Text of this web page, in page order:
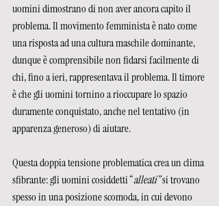
uomini dimostrano di non aver ancora capito il
problema. Il movimento femminista è nato come
una risposta ad una cultura maschile dominante,
dunque è comprensibile non fidarsi facilmente di
chi, fino a ieri, rappresentava il problema. Il timore
è che gli uomini tornino a rioccupare lo spazio
duramente conquistato, anche nel tentativo (in
apparenza generoso) di aiutare.
Questa doppia tensione problematica crea un clima
sfibrante: gli uomini cosiddetti “alleati” si trovano
spesso in una posizione scomoda, in cui devono